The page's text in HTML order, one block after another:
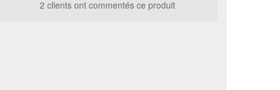
2 clients ont commentés ce produit